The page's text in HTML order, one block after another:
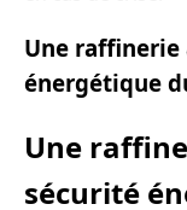
Une
énergétique
Une
sécurité